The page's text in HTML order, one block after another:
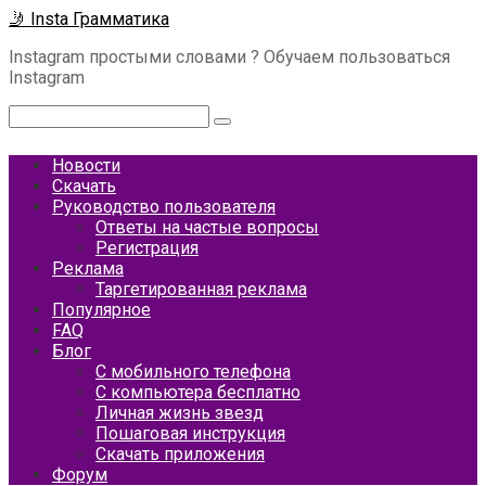
Перейти
контенту
🤳 Insta Грамматика
Instagram простыми словами ? Обучаем пользоваться
Instagram
Новости
Скачать
Руководство пользователя
Ответы на частые вопросы
Регистрация
Реклама
Таргетированная реклама
Популярное
FAQ
Блог
С мобильного телефона
С компьютера бесплатно
Личная жизнь звезд
Пошаговая инструкция
Скачать приложения
Форум